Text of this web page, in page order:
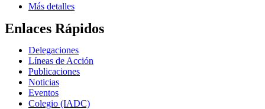
Más detalles
Enlaces Rápidos
Delegaciones
Líneas de Acción
Publicaciones
Noticias
Eventos
Colegio (IADC)